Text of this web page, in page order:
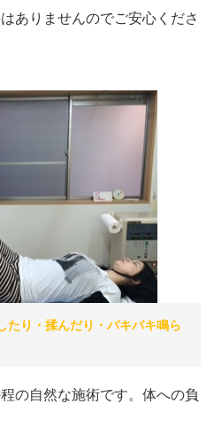
ありませんのでご安心くださ
たり・揉んだり・バキバキ鳴ら
の自然な施術です。体への負